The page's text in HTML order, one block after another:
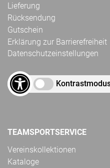
Lieferung
Rücksendung
Gutschein
Erklärung zur Barrierefreiheit
Datenschutzeinstellungen
TEAMSPORTSERVICE
Vereinskollektionen
Kataloge